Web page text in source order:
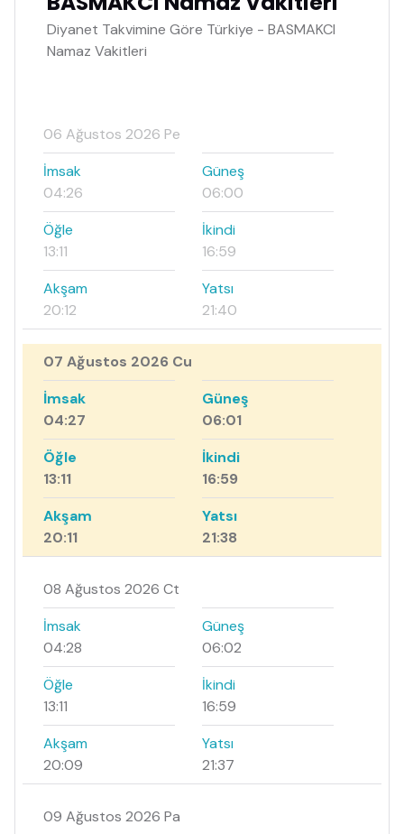
Diyanet Takvimine Göre Türkiye - BASMAKCI
Namaz Vakitleri
06 Ağustos 2026 Pe
İmsak
04:26
Güneş
06:00
Öğle
13:11
İkindi
16:59
Akşam
20:12
Yatsı
21:40
07 Ağustos 2026 Cu
İmsak
04:27
Güneş
06:01
Öğle
13:11
İkindi
16:59
Akşam
20:11
Yatsı
21:38
08 Ağustos 2026 Ct
İmsak
04:28
Güneş
06:02
Öğle
13:11
İkindi
16:59
Akşam
20:09
Yatsı
21:37
09 Ağustos 2026 Pa